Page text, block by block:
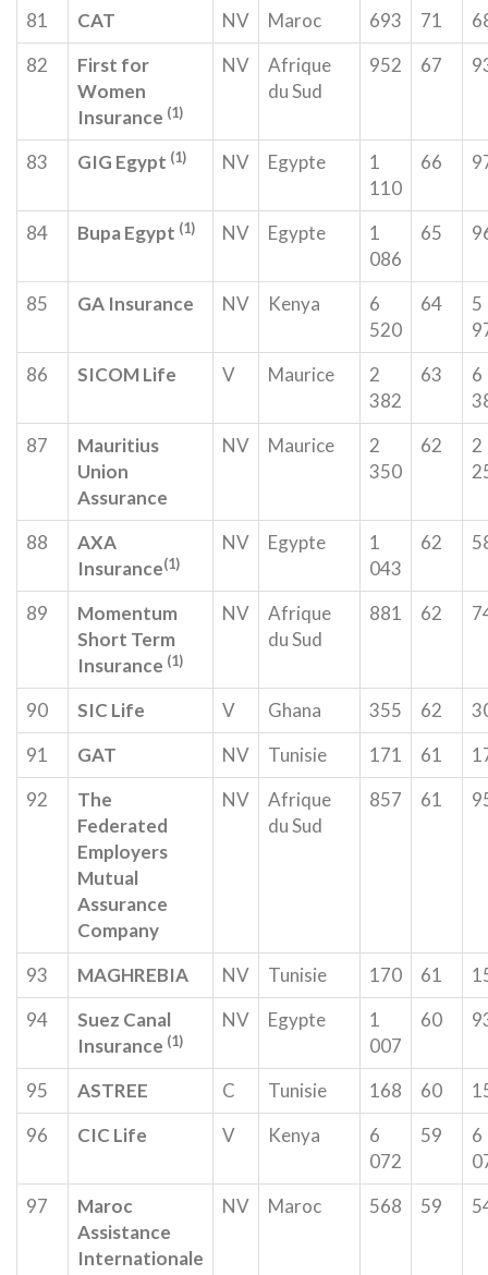
81
CAT NV Maroc 693 71
82
First for
Women
Insurance (1)
NV
Afrique
du Sud
952 67
83 GIG Egypt (1) NV Egypte
1
110
66
84 Bupa Egypt (1) NV Egypte
1
086
65
85 GA Insurance NV Kenya
6
520
64
5
86
SICOM Life V Maurice
2
382
63
6
87
Mauritius
Union
Assurance
NV Maurice
2
350
62
2
88
AXA
Insurance(1)
NV Egypte
1
043
62
89
Momentum
Short Term
Insurance (1)
NV
Afrique
du Sud
881 62
90 SIC Life V Ghana 355 62
91
GAT NV Tunisie 171 61
92
The
Federated
Employers
Mutual
Assurance
Company
NV
Afrique
du Sud
857 61
93 MAGHREBIA NV Tunisie 170 61
94
Suez Canal
Insurance (1)
NV Egypte
1
007
60
95 ASTREE C Tunisie 168 60
96
CIC Life V Kenya
6
072
59
6
97
Maroc
Assistance
Internationale
NV Maroc 568 59